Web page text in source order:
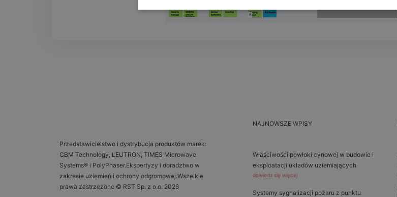
Przedstawicielstwo i dystrybucja produktów marek:
CBM Technology, LEUTRON, TIMES Microwave
Systems® i PolyPhaser.Ekspertyzy i doradztwo w
zakresie uziemień i ochrony odgromowej.Wszelkie
prawa zastrzeżone © RST Sp. z o.o. 2026
NAJNOWSZE WPISY
Właściwości powłoki cynowej w budowie i
eksploatacji układów uziemiających
dowiedz się więcej
Systemy sygnalizacji pożaru z punktu